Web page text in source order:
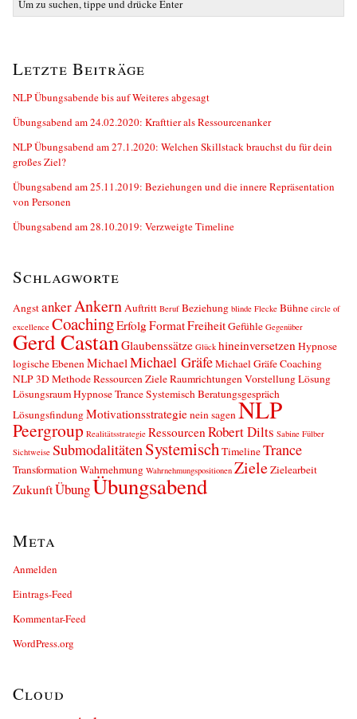
Letzte Beiträge
NLP Übungsabende bis auf Weiteres abgesagt
Übungsabend am 24.02.2020: Krafttier als Ressourcenanker
NLP Übungsabend am 27.1.2020: Welchen Skillstack brauchst du für dein
großes Ziel?
Übungsabend am 25.11.2019: Beziehungen und die innere Repräsentation
von Personen
Übungsabend am 28.10.2019: Verzweigte Timeline
Schlagworte
AngstankerAnkernAuftritt Beruf Beziehung blinde Flecke Bühne circle of
excellence CoachingErfolgFormatFreiheitGefühle Gegenüber
Gerd CastanGlaubenssätze Glück hineinversetzenHypnose
logische EbenenMichaelMichael GräfeMichael Gräfe Coaching
NLP 3D Methode Ressourcen Ziele Raumrichtungen Vorstellung Lösung
Lösungsraum Hypnose Trance Systemisch Beratungsgespräch
LösungsfindungMotivationsstrategienein sagenNLP
Peergroup Realitätsstrategie RessourcenRobert Dilts Sabine Fülber
Sichtweise SubmodalitätenSystemischTimelineTrance
TransformationWahrnehmung Wahrnehmungspositionen ZieleZielearbeit
ZukunftÜbungÜbungsabend
Meta
Anmelden
Eintrags-Feed
Kommentar-Feed
WordPress.org
Cloud